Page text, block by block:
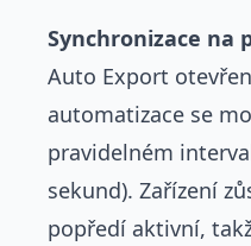
Synchronizace na
Auto Export
automatizace se
pravidelném
sekund). Zařízení
popředí aktivní,